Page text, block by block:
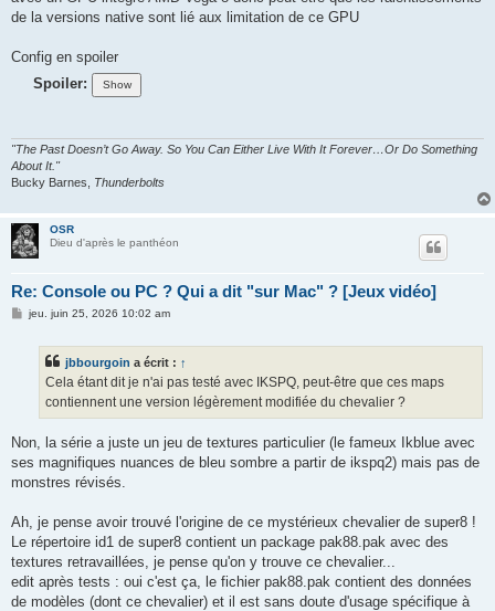
de la versions native sont lié aux limitation de ce GPU
Config en spoiler
Spoiler:
"The Past Doesn’t Go Away. So You Can Either Live With It Forever…Or Do Something
About It."
Bucky Barnes, Thunderbolts
OSR
Dieu d'après le panthéon
Re: Console ou PC ? Qui a dit "sur Mac" ? [Jeux vidéo]
Mjeu. juin 25, 2026 10:02 am
jbbourgoin a écrit : ↑
Cela étant dit je n'ai pas testé avec IKSPQ, peut-être que ces maps
contiennent une version légèrement modifiée du chevalier ?
Non, la série a juste un jeu de textures particulier (le fameux Ikblue avec
ses magnifiques nuances de bleu sombre a partir de ikspq2) mais pas de
monstres révisés.
Ah, je pense avoir trouvé l'origine de ce mystérieux chevalier de super8 !
Le répertoire id1 de super8 contient un package pak88.pak avec des
textures retravaillées, je pense qu'on y trouve ce chevalier...
edit après tests : oui c'est ça, le fichier pak88.pak contient des données
de modèles (dont ce chevalier) et il est sans doute d'usage spécifique à